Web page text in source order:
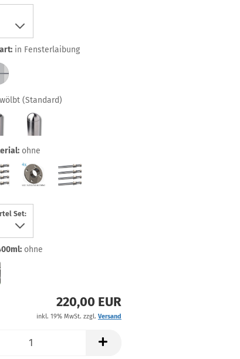
in Fensterlaibung
(Standard)
ohne
Set:
ohne
220,00 EUR
inkl. 19% MwSt. zzgl. Versand